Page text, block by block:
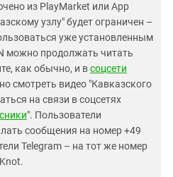
из PlayMarket или App
узлу" будет ограничен –
уже установленным
можно продолжать читать
как обычно, и всоцсети
смотреть видео "Кавказского
на связи в соцсетях
". Пользователи
сообщения на номер +49
Telegram – на тот же номер